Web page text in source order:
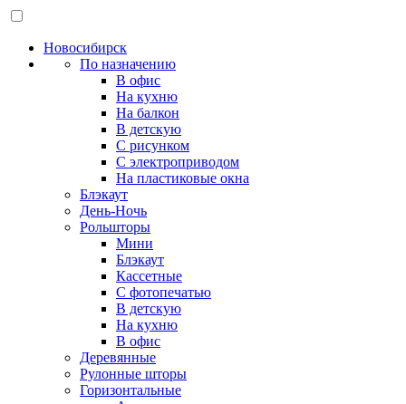
Новосибирск
По назначению
В офис
На кухню
На балкон
В детскую
С рисунком
С электроприводом
На пластиковые окна
Блэкаут
День-Ночь
Рольшторы
Мини
Блэкаут
Кассетные
С фотопечатью
В детскую
На кухню
В офис
Деревянные
Рулонные шторы
Горизонтальные